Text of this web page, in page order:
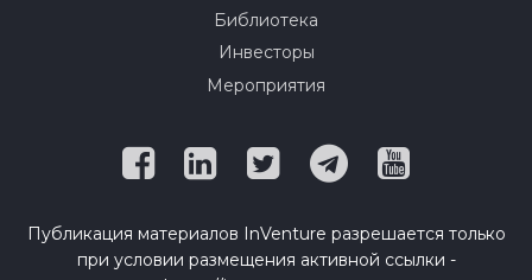
Библиотека
Инвесторы
Мероприятия
Публикация материалов InVenture разрешается только
при условии размещения активной ссылки -